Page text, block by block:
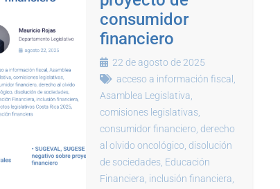
consumidor
financiero
22 de agosto de 2025
acceso a información fiscal
Asamblea Legislativa
comisiones legislativas
consumidor financiero derecho
al olvido oncológico disolución
de sociedades Educación
Financiera inclusión financiera